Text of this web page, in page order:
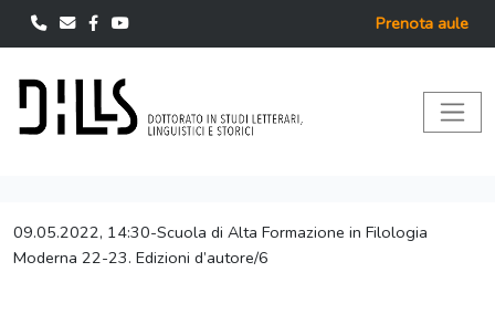
Prenota aule
09.05.2022, 14:30-Scuola di Alta Formazione in Filologia
Moderna 22-23. Edizioni d’autore/6